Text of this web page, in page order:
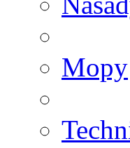
Mopy